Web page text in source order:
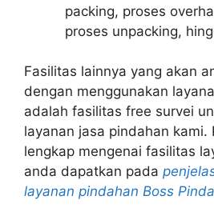
packing, proses
proses unpacking,
Fasilitas lainnya yang akan
dengan menggunakan
adalah fasilitas free survei
layanan jasa pindahan kami.
lengkap mengenai fasilitas
anda dapatkan pada
layanan pindahan Boss